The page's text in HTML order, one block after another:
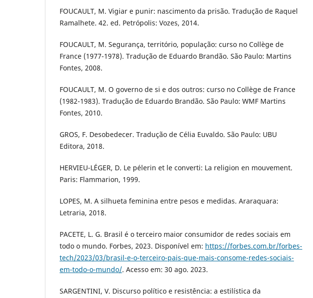
FOUCAULT, M. Vigiar e punir: nascimento da prisão. Tradução de Raquel
Ramalhete. 42. ed. Petrópolis: Vozes, 2014.
FOUCAULT, M. Segurança, território, população: curso no Collège de
France (1977-1978). Tradução de Eduardo Brandão. São Paulo: Martins
Fontes, 2008.
FOUCAULT, M. O governo de si e dos outros: curso no Collège de France
(1982-1983). Tradução de Eduardo Brandão. São Paulo: WMF Martins
Fontes, 2010.
GROS, F. Desobedecer. Tradução de Célia Euvaldo. São Paulo: UBU
Editora, 2018.
HERVIEU-LÉGER, D. Le pélerin et le converti: La religion en mouvement.
Paris: Flammarion, 1999.
LOPES, M. A silhueta feminina entre pesos e medidas. Araraquara:
Letraria, 2018.
PACETE, L. G. Brasil é o terceiro maior consumidor de redes sociais em
todo o mundo. Forbes, 2023. Disponível em: https://forbes.com.br/forbes-
tech/2023/03/brasil-e-o-terceiro-pais-que-mais-consome-redes-sociais-
em-todo-o-mundo/. Acesso em: 30 ago. 2023.
SARGENTINI, V. Discurso político e resistência: a estilística da